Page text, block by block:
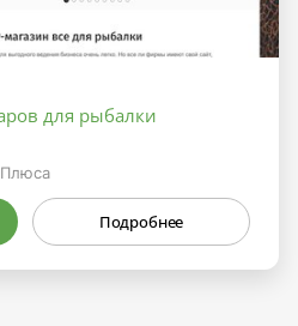
для рыбалки
Подробнее